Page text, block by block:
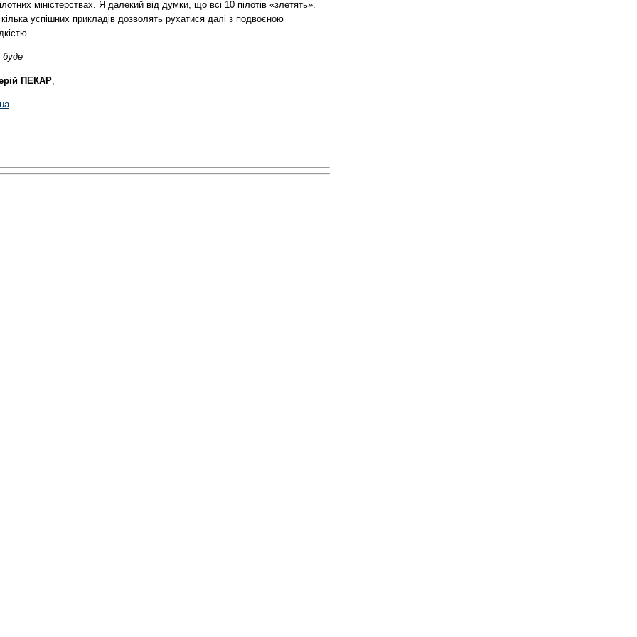
міністерствах. Я далекий від думки, що всі 10 пілотів «злетять».
успішних прикладів дозволять рухатися далі з подвоєною
буде
ПЕКАР